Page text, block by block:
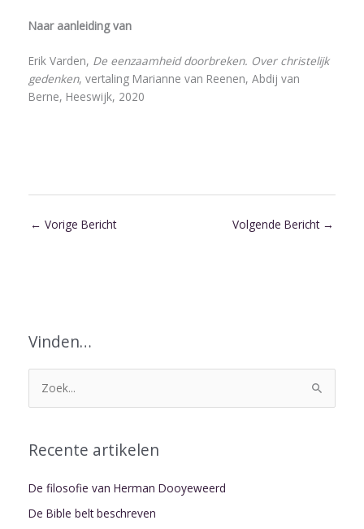
Naar aanleiding van
Erik Varden, De eenzaamheid doorbreken. Over christelijk
gedenken, vertaling Marianne van Reenen, Abdij van
Berne, Heeswijk, 2020
← Vorige Bericht Volgende Bericht →
Vinden…
o
k
a
Recente artikelen
De filosofie van Herman Dooyeweerd
De Bible belt beschreven